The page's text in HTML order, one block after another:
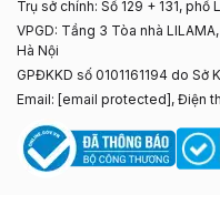
Trụ sở chính: Số 129 + 131,
VPGD: Tầng 3 Tòa nhà
Hà Nội
GPĐKKD số 0101161194 do
Email: [email protected] , Điện